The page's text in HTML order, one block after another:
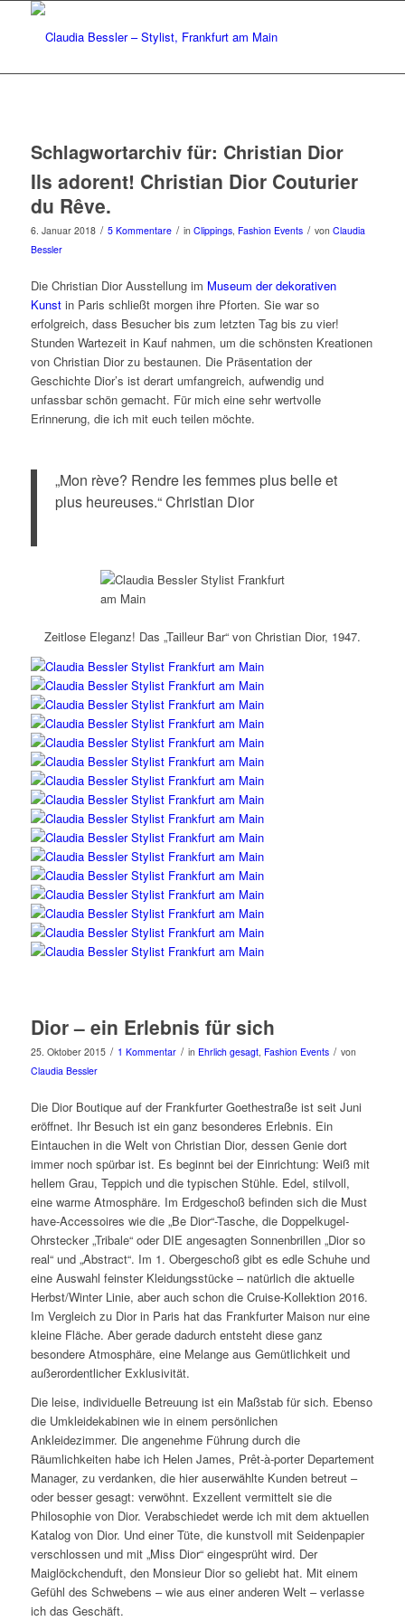
Schlagwortarchiv für: Christian Dior
Ils adorent! Christian Dior Couturier
du Rêve.
6. Januar 2018 / 5 Kommentare / in Clippings, Fashion Events / von Claudia
Bessler
Die Christian Dior Ausstellung im Museum der dekorativen
Kunstin Paris schließt morgen ihre Pforten. Sie war so
erfolgreich, dass Besucher bis zum letzten Tag bis zu vier!
Stunden Wartezeit in Kauf nahmen, um die schönsten Kreationen
von Christian Dior zu bestaunen. Die Präsentation der
Geschichte Dior’s ist derart umfangreich, aufwendig und
unfassbar schön gemacht. Für mich eine sehr wertvolle
Erinnerung, die ich mit euch teilen möchte.
„Mon rève? Rendre les femmes plus belle et
plus heureuses.“ Christian Dior
Zeitlose Eleganz! Das „Tailleur Bar“ von Christian Dior, 1947.
Dior – ein Erlebnis für sich
25. Oktober 2015 / 1 Kommentar / in Ehrlich gesagt, Fashion Events / von
Claudia Bessler
Die Dior Boutique auf der Frankfurter Goethestraße ist seit Juni
eröffnet. Ihr Besuch ist ein ganz besonderes Erlebnis. Ein
Eintauchen in die Welt von Christian Dior, dessen Genie dort
immer noch spürbar ist. Es beginnt bei der Einrichtung: Weiß mit
hellem Grau, Teppich und die typischen Stühle. Edel, stilvoll,
eine warme Atmosphäre. Im Erdgeschoß befinden sich die Must
have-Accessoires wie die „Be Dior“-Tasche, die Doppelkugel-
Ohrstecker „Tribale“ oder DIE angesagten Sonnenbrillen „Dior so
real“ und „Abstract“. Im 1. Obergeschoß gibt es edle Schuhe und
eine Auswahl feinster Kleidungsstücke – natürlich die aktuelle
Herbst/Winter Linie, aber auch schon die Cruise-Kollektion 2016.
Im Vergleich zu Dior in Paris hat das Frankfurter Maison nur eine
kleine Fläche. Aber gerade dadurch entsteht diese ganz
besondere Atmosphäre, eine Melange aus Gemütlichkeit und
außerordentlicher Exklusivität.
Die leise, individuelle Betreuung ist ein Maßstab für sich. Ebenso
die Umkleidekabinen wie in einem persönlichen
Ankleidezimmer. Die angenehme Führung durch die
Räumlichkeiten habe ich Helen James, Prêt-à-porter Departement
Manager, zu verdanken, die hier auserwählte Kunden betreut –
oder besser gesagt: verwöhnt. Exzellent vermittelt sie die
Philosophie von Dior. Verabschiedet werde ich mit dem aktuellen
Katalog von Dior. Und einer Tüte, die kunstvoll mit Seidenpapier
verschlossen und mit „Miss Dior“ eingesprüht wird. Der
Maiglöckchenduft, den Monsieur Dior so geliebt hat. Mit einem
Gefühl des Schwebens – wie aus einer anderen Welt – verlasse
ich das Geschäft.